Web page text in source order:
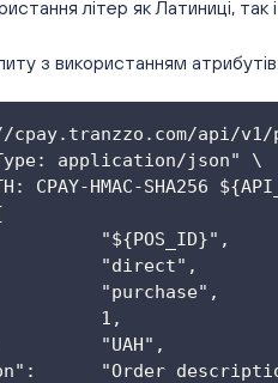
літер як Латиниці, так
з використанням
cpay.tranzzo.com/api/
application/json" \
CPAY-HMAC-SHA256
"${POS_ID}",
"direct",
"purchase",
1,
"UAH",
"Order